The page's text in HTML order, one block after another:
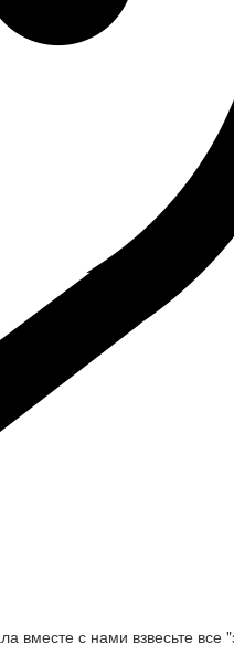
вместе с нами взвесьте все